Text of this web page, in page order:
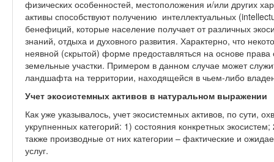
физических особенностей, местоположения и/или других
активы способствуют получению интеллектуальных
бенефиций, которые население получает от различных
знаний, отдыха и духовного развития. Характерно, что
неявной (скрытой) форме предоставляться на основе права
земельные участки. Примером в данном случае может
ландшафта на территории, находящейся в чьем-либо
Учет экосистемных активов в натуральном выражении
Как уже указывалось, учет экосистемных активов, по сути,
укрупненных категорий: 1) состояния конкретных
также производные от них категории – фактические и
услуг.